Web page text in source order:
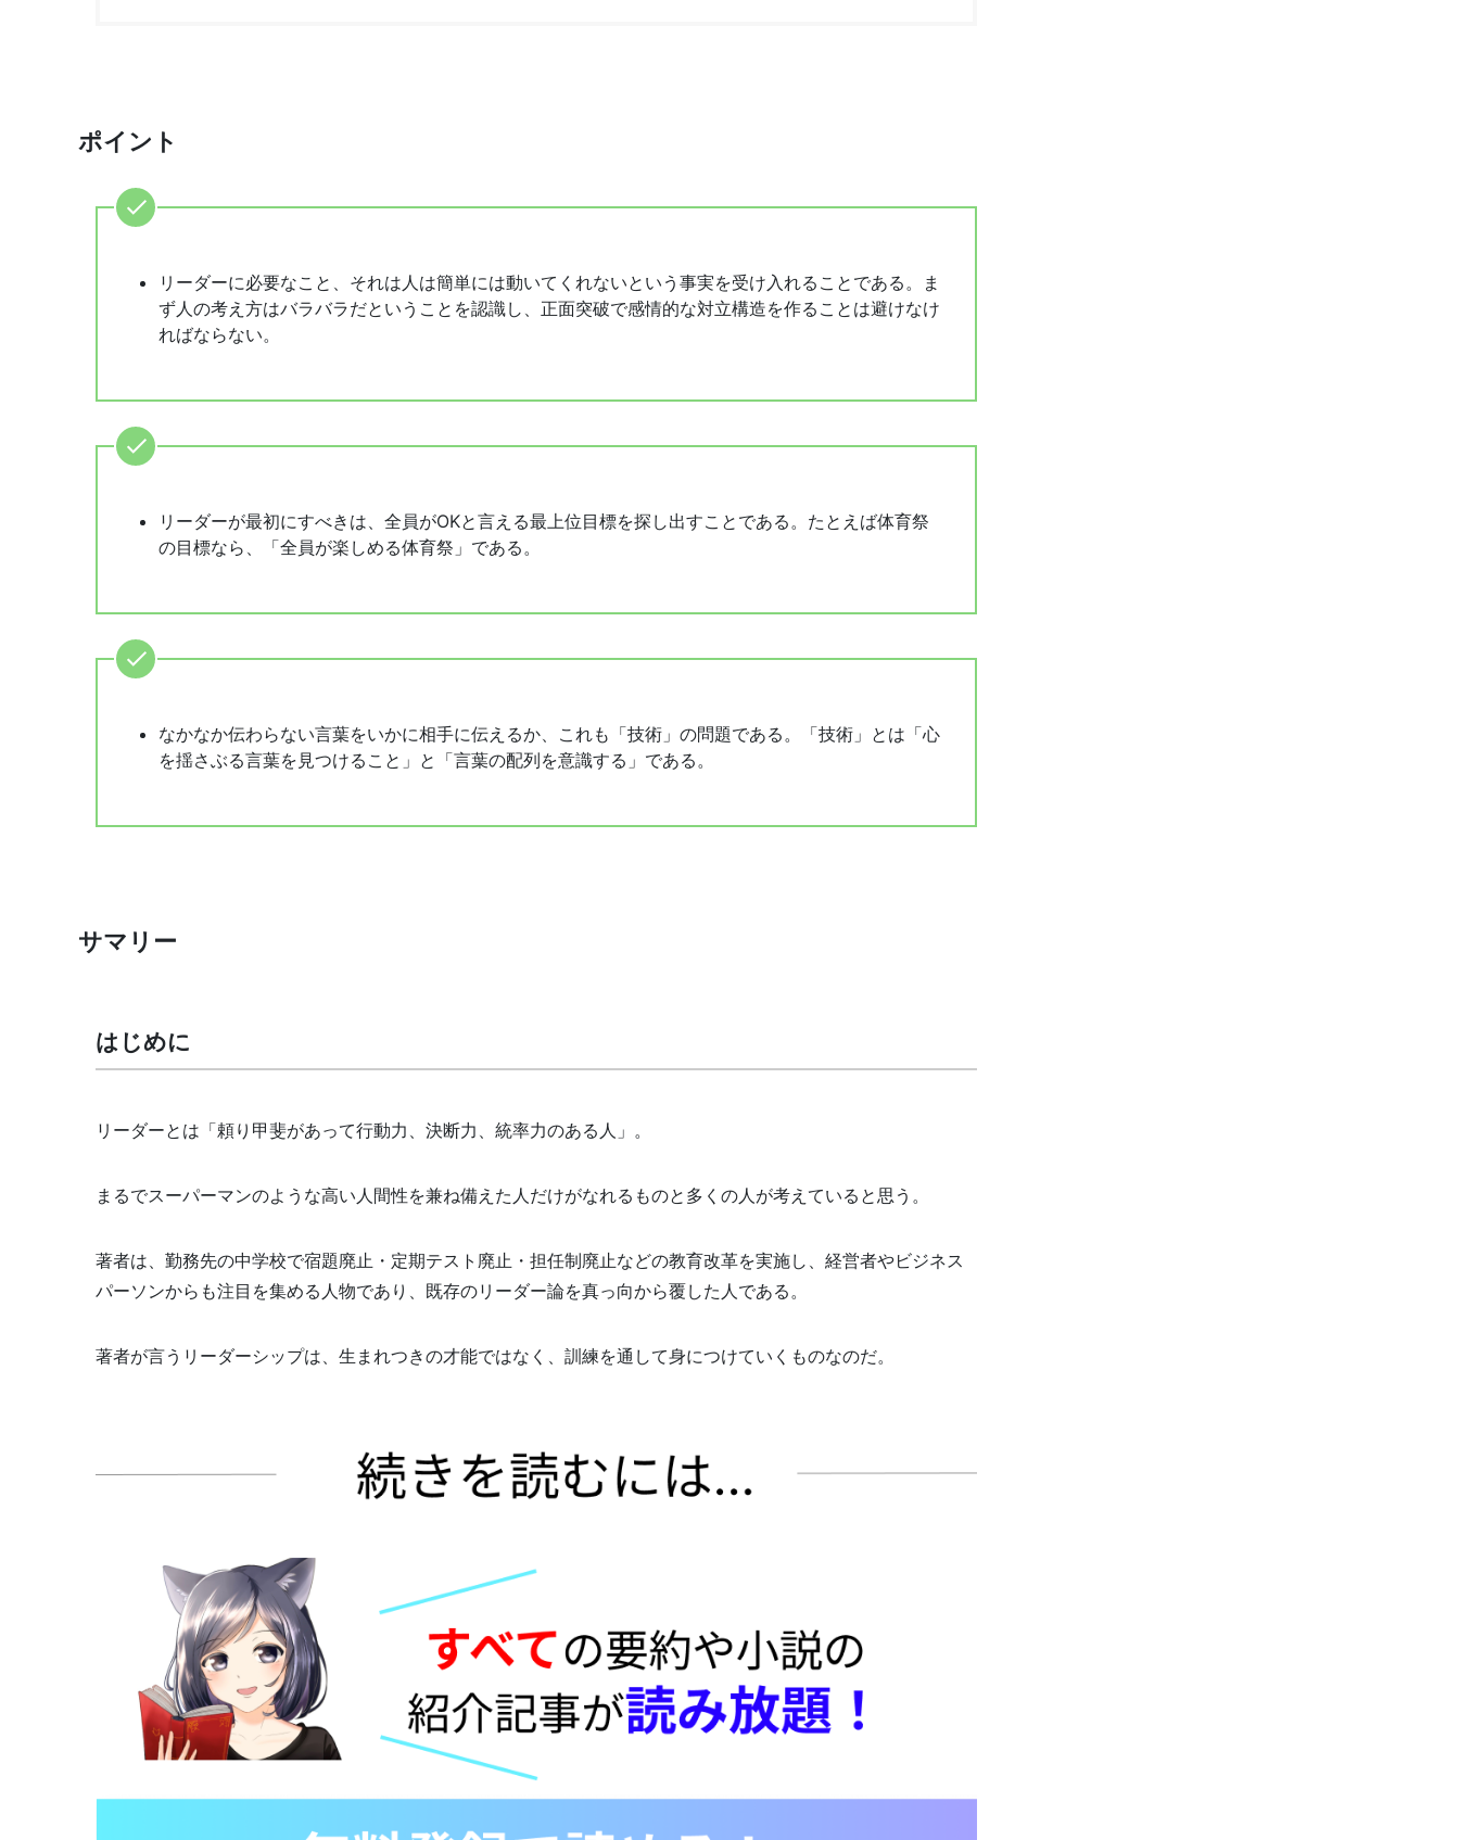
ポイント
リーダーに必要なこと、それは人は簡単には動いてくれないという事実を受け入れることである。ま
ず人の考え方はバラバラだということを認識し、正面突破で感情的な対立構造を作ることは避けなけ
ればならない。
リーダーが最初にすべきは、全員がOKと言える最上位目標を探し出すことである。たとえば体育祭
の目標なら、「全員が楽しめる体育祭」である。
なかなか伝わらない言葉をいかに相手に伝えるか、これも「技術」の問題である。「技術」とは「心
を揺さぶる言葉を見つけること」と「言葉の配列を意識する」である。
サマリー
はじめに
リーダーとは「頼り甲斐があって行動力、決断力、統率力のある人」。
まるでスーパーマンのような高い人間性を兼ね備えた人だけがなれるものと多くの人が考えていると思う。
著者は、勤務先の中学校で宿題廃止・定期テスト廃止・担任制廃止などの教育改革を実施し、経営者やビジネス
パーソンからも注目を集める人物であり、既存のリーダー論を真っ向から覆した人である。
著者が言うリーダーシップは、生まれつきの才能ではなく、訓練を通して身につけていくものなのだ。